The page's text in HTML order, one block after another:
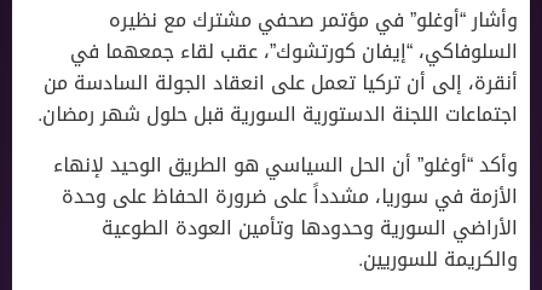
وأشار “أوغلو” في مؤتمر صحفي مشترك مع نظيره
السلوفاكي، “إيفان كورتشوك”، عقب لقاء جمعهما في
أنقرة، إلى أن تركيا تعمل على انعقاد الجولة السادسة من
اجتماعات اللجنة الدستورية السورية قبل حلول شهر رمضان.
وأكد “أوغلو” أن الحل السياسي هو الطريق الوحيد لإنهاء
الأزمة في سوريا، مشدداً على ضرورة الحفاظ على وحدة
الأراضي السورية وحدودها وتأمين العودة الطوعية
والكريمة للسوريين.